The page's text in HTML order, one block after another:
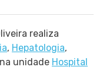
realiza
, Hepatologia,
na unidade Hospital